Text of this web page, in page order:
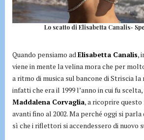
Lo scatto di Elisabetta Canalis-
Quando pensiamo adElisabetta Canalis,
viene in mente la velina mora che per
a ritmo di musica sul bancone di Striscia la
infatti che era il 1999 l’anno in cui fu scelta,
Maddalena Corvaglia, a ricoprire
avanti fino al 2002. Ma perché oggi si
sì che i riflettori si accendessero di nuovo